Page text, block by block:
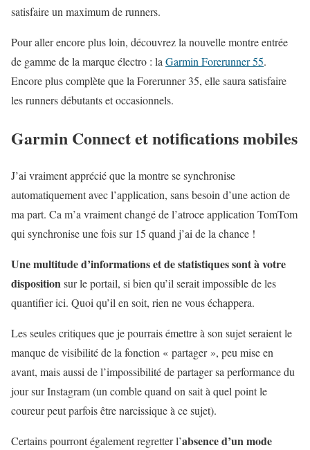
satisfaire un maximum de runners.
Pour aller encore plus loin, découvrez la nouvelle montre entrée
de gamme de la marque électro : la Garmin Forerunner 55.
Encore plus complète que la Forerunner 35, elle saura satisfaire
les runners débutants et occasionnels.
Garmin Connect et notifications mobiles
J’ai vraiment apprécié que la montre se synchronise
automatiquement avec l’application, sans besoin d’une action de
ma part. Ca m’a vraiment changé de l’atroce application TomTom
qui synchronise une fois sur 15 quand j’ai de la chance !
Une multitude d’informations et de statistiques sont à votre
dispositionsur le portail, si bien qu’il serait impossible de les
quantifier ici. Quoi qu’il en soit, rien ne vous échappera.
Les seules critiques que je pourrais émettre à son sujet seraient le
manque de visibilité de la fonction « partager », peu mise en
avant, mais aussi de l’impossibilité de partager sa performance du
jour sur Instagram (un comble quand on sait à quel point le
coureur peut parfois être narcissique à ce sujet).
Certains pourront également regretter l’absence d’un mode